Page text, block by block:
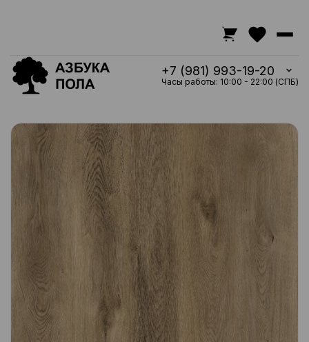
+7 (981) 993-19-20
Часы работы: 10:00 - 22:00 (СПБ)